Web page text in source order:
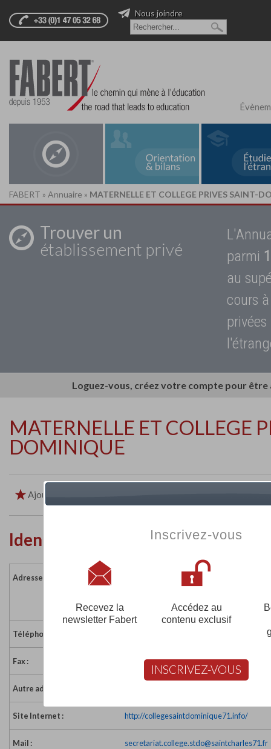
Nous joindre
FABERT » Annuaire » MATERNELLE ET COLLEGE PRIVES SAINT-
Trouver un
établissement privé
parmi
au
cours
Loguez-vous, créez votre compte pour
MATERNELLE ET COLLEGE
DOMINIQUE
Ajouter aux favoris
Identité de l'établissement
Adresse :
Téléphone :
Fax : 03 85 42 41 19
Autre adresse :
Site Internet : http://collegesaintdominique71.info/
Mail : secretariat.college.stdo@saintcharles71.fr
Inscrivez-vous
Recevez la
newsletter Fabert
Accédez au
contenu exclusif
INSCRIVEZ-VOUS